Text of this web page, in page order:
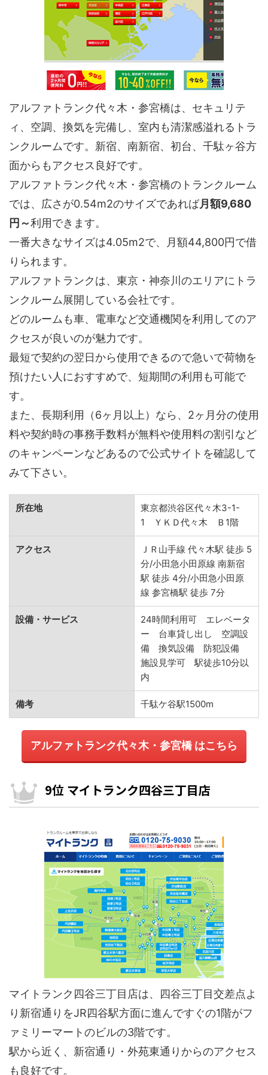
アルファトランク代々木・参宮橋は、セキュリテ
ィ、空調、換気を完備し、室内も清潔感溢れるトラ
ンクルームです。新宿、南新宿、初台、千駄ヶ谷方
面からもアクセス良好です。
アルファトランク代々木・参宮橋のトランクルーム
では、広さが0.54m2のサイズであれば月額9,680
円～利用できます。
一番大きなサイズは4.05m2で、月額44,800円で借
りられます。
アルファトランクは、東京・神奈川のエリアにトラ
ンクルーム展開している会社です。
どのルームも車、電車など交通機関を利用してのア
クセスが良いのが魅力です。
最短で契約の翌日から使用できるので急いで荷物を
預けたい人におすすめで、短期間の利用も可能で
す。
また、長期利用（6ヶ月以上）なら、2ヶ月分の使用
料や契約時の事務手数料が無料や使用料の割引など
のキャンペーンなどあるので公式サイトを確認して
みて下さい。
所在地
東京都渋谷区代々木3-1-
1 ＹＫＤ代々木 Ｂ1階
アクセス
ＪＲ山手線 代々木駅 徒歩 5
分/小田急小田原線 南新宿
駅 徒歩 4分/小田急小田原
線 参宮橋駅 徒歩 7分
設備・サービス
24時間利用可 エレベータ
ー 台車貸し出し 空調設
備 換気設備 防犯設備
施設見学可 駅徒歩10分以
内
備考 千駄ケ谷駅1500m
アルファトランク代々木・参宮橋 はこちら
9位 マイトランク四谷三丁目店
マイトランク四谷三丁目店は、四谷三丁目交差点よ
り新宿通りをJR四谷駅方面に進んですぐの1階がフ
ァミリーマートのビルの3階です。
駅から近く、新宿通り・外苑東通りからのアクセス
も良好です。